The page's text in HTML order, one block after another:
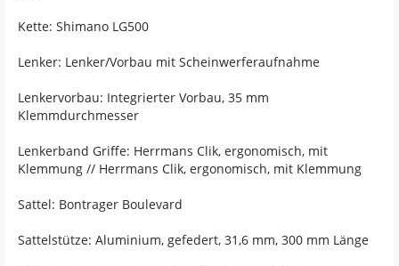
Kette: Shimano LG500
Lenker: Lenker/Vorbau mit Scheinwerferaufnahme
Lenkervorbau: Integrierter Vorbau, 35 mm
Klemmdurchmesser
Lenkerband Griffe: Herrmans Clik, ergonomisch, mit
Klemmung // Herrmans Clik, ergonomisch, mit Klemmung
Sattel: Bontrager Boulevard
Sattelstütze: Aluminium, gefedert, 31,6 mm, 300 mm Länge